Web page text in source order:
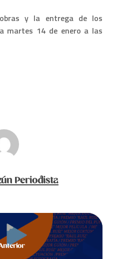
y la entrega de los
martes 14 de enero a las
Periodista